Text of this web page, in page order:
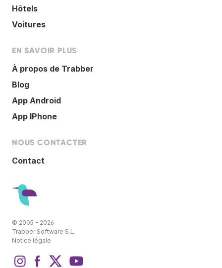
Hôtels
Voitures
EN SAVOIR PLUS
À propos de Trabber
Blog
App Android
App IPhone
NOUS CONTACTER
Contact
© 2005 - 2026
Trabber Software S.L.
Notice légale